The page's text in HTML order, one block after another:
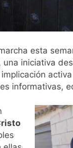
esta
una iniciativa
informativas,